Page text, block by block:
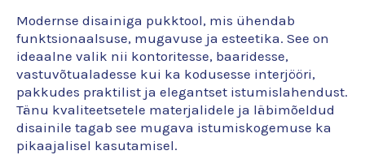
Modernse disainiga pukktool, mis ühendab
funktsionaalsuse, mugavuse ja esteetika. See on
ideaalne valik nii kontoritesse, baaridesse,
vastuvõtualadesse kui ka kodusesse interjööri,
pakkudes praktilist ja elegantset istumislahendust.
Tänu kvaliteetsetele materjalidele ja läbimõeldud
disainile tagab see mugava istumiskogemuse ka
pikaajalisel kasutamisel.